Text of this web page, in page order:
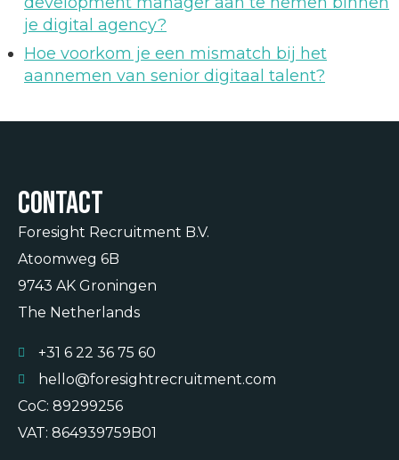
je digital agency?
Hoe voorkom je een mismatch bij het
aannemen van senior digitaal talent?
Contact
Foresight Recruitment B.V.
Atoomweg 6B
9743 AK Groningen
The Netherlands
+31 6 22 36 75 60
hello@foresightrecruitment.com
CoC: 89299256
VAT: 864939759B01